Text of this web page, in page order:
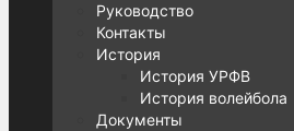
Руководство
Контакты
История
История УРФВ
История волейбола
Документы